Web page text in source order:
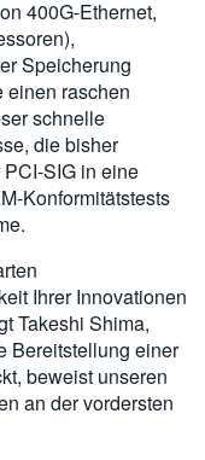
400G-Ethernet,
Speicherung
einen raschen
schnelle
die bisher
SIG in eine
Konformitätstests
Ihrer Innovationen
Takeshi Shima,
Bereitstellung einer
beweist unseren
an der vordersten